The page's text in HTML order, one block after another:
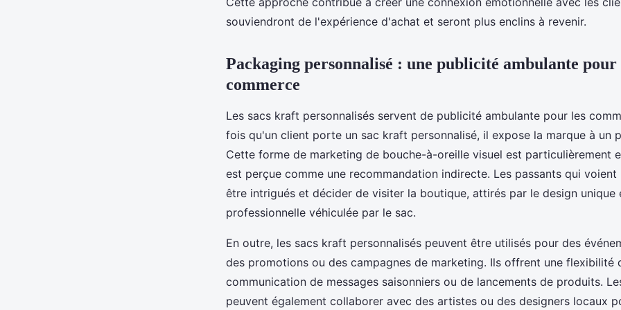
souviendront de l'expérience d'achat et seront plus enclins à revenir.
Packaging personnalisé : une publicité ambulante
commerce
Les sacs kraft personnalisés servent de publicité ambulante pour les
fois qu'un client porte un sac kraft personnalisé, il expose la marque à un
Cette forme de marketing de bouche-à-oreille visuel est particulièrement
est perçue comme une recommandation indirecte. Les passants qui voient
être intrigués et décider de visiter la boutique, attirés par le design unique
professionnelle véhiculée par le sac.
En outre, les sacs kraft personnalisés peuvent être utilisés pour des
des promotions ou des campagnes de marketing. Ils offrent une flexibilité
communication de messages saisonniers ou de lancements de produits.
peuvent également collaborer avec des artistes ou des designers locaux